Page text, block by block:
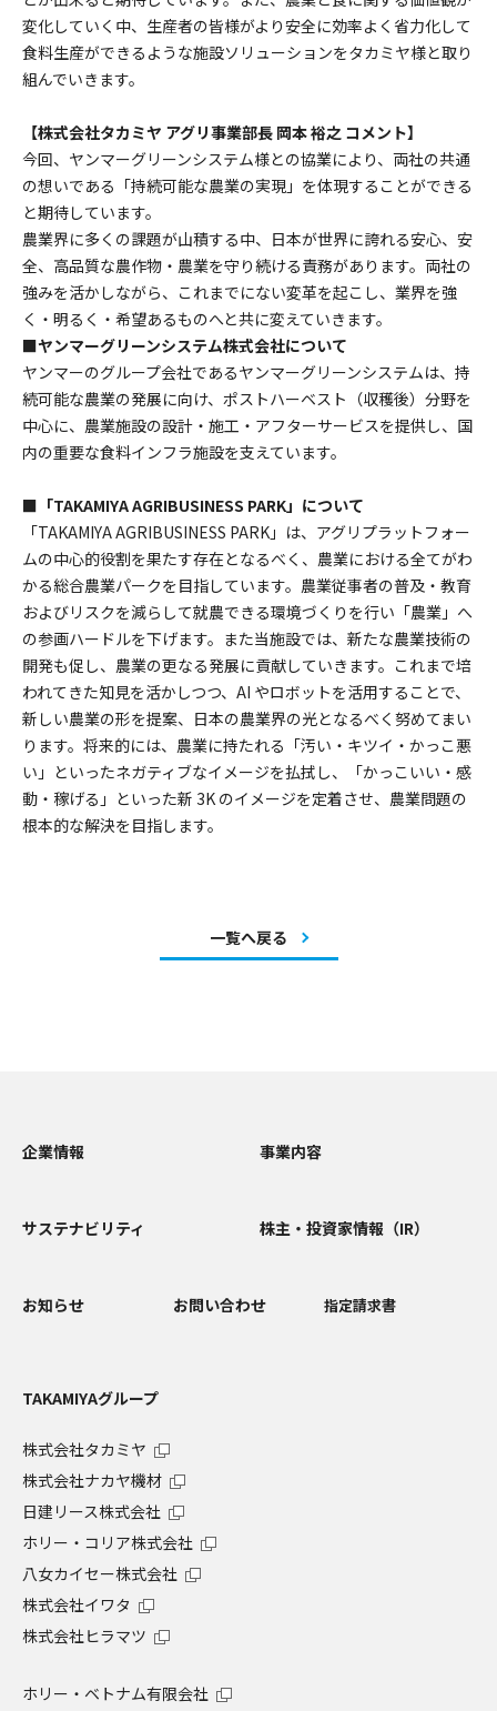
変化していく中、生産者の皆様がより安全に効率よく省力化して
食料生産ができるような施設ソリューションをタカミヤ様と取り
組んでいきます。
【株式会社タカミヤ アグリ事業部長 岡本 裕之 コメント】
今回、ヤンマーグリーンシステム様との協業により、両社の共通
の想いである「持続可能な農業の実現」を体現することができる
と期待しています。
農業界に多くの課題が山積する中、日本が世界に誇れる安心、安
全、高品質な農作物・農業を守り続ける責務があります。両社の
強みを活かしながら、これまでにない変革を起こし、業界を強
く・明るく・希望あるものへと共に変えていきます。
■ヤンマーグリーンシステム株式会社について
ヤンマーのグループ会社であるヤンマーグリーンシステムは、持
続可能な農業の発展に向け、ポストハーベスト（収穫後）分野を
中心に、農業施設の設計・施工・アフターサービスを提供し、国
内の重要な食料インフラ施設を支えています。
■「TAKAMIYA AGRIBUSINESS PARK」について
「TAKAMIYA AGRIBUSINESS PARK」は、アグリプラットフォー
ムの中心的役割を果たす存在となるべく、農業における全てがわ
かる総合農業パークを目指しています。農業従事者の普及・教育
およびリスクを減らして就農できる環境づくりを行い「農業」へ
の参画ハードルを下げます。また当施設では、新たな農業技術の
開発も促し、農業の更なる発展に貢献していきます。これまで培
われてきた知見を活かしつつ、AI やロボットを活用することで、
新しい農業の形を提案、日本の農業界の光となるべく努めてまい
ります。将来的には、農業に持たれる「汚い・キツイ・かっこ悪
い」といったネガティブなイメージを払拭し、「かっこいい・感
動・稼げる」といった新 3K のイメージを定着させ、農業問題の
根本的な解決を目指します。
一覧へ戻る
企業情報 事業内容
サステナビリティ 株主・投資家情報（IR）
お知らせ お問い合わせ 指定請求書
TAKAMIYAグループ
株式会社タカミヤ
株式会社ナカヤ機材
日建リース株式会社
ホリー・コリア株式会社
八女カイセー株式会社
株式会社イワタ
株式会社ヒラマツ
ホリー・ベトナム有限会社